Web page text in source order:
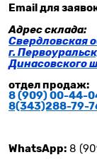
Email для
Адрес склада:
Свердловская
г.
Динасовского
отдел продаж:
8 (909) 00-44-
8(343)288-79-
WhatsApp: 8